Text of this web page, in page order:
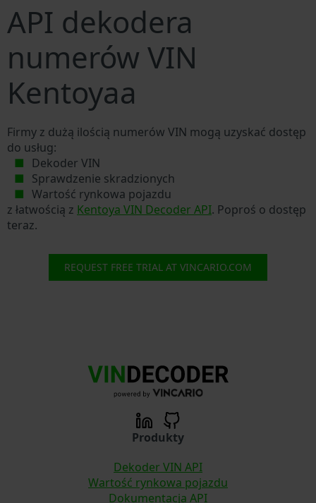
API dekodera
numerów VIN
Kentoyaa
Firmy z dużą ilością numerów VIN mogą uzyskać dostęp
do usług:
Dekoder VIN
Sprawdzenie skradzionych
Wartość rynkowa pojazdu
z łatwością z Kentoya VIN Decoder API. Poproś o dostęp
teraz.
REQUEST FREE TRIAL AT VINCARIO.COM
Produkty
Dekoder VIN API
Wartość rynkowa pojazdu
Dokumentacja API